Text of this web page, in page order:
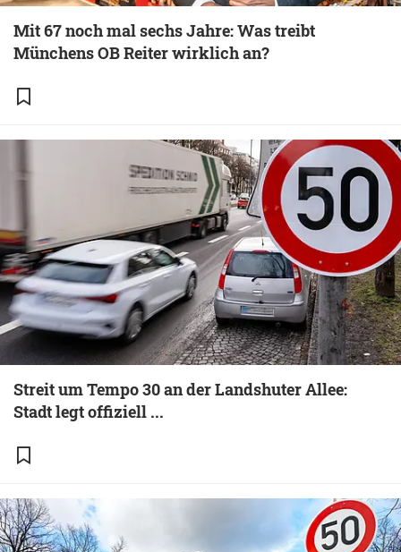
Mit 67 noch mal sechs Jahre: Was treibt
Münchens OB Reiter wirklich an?
Streit um Tempo 30 an der Landshuter Allee:
Stadt legt offiziell ...